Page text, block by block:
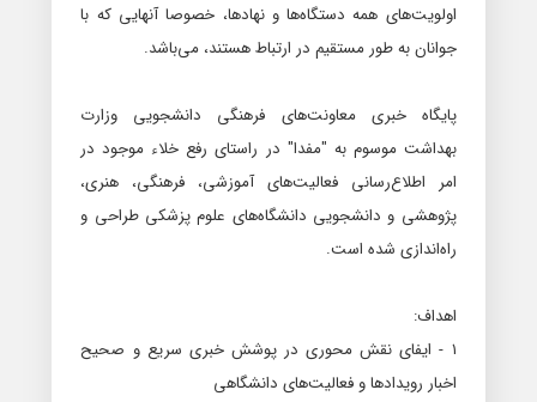
اولویت‌های همه دستگاه‌ها و نهادها، خصوصا آنهایی که با
جوانان به طور مستقیم در ارتباط هستند، می‌باشد.
پایگاه خبری معاونت‌های فرهنگی دانشجویی وزارت
بهداشت موسوم به "مفدا" در راستای رفع خلاء موجود در
امر اطلاع‌رسانی فعالیت‌های آموزشی، فرهنگی، هنری،
پژوهشی و دانشجویی دانشگاه‌های علوم پزشکی طراحی و
راه‌اندازی شده است.
اهداف:
۱ - ایفای نقش محوری در پوشش خبری سریع و صحیح
اخبار رویدادها و فعالیت‌های دانشگاهی